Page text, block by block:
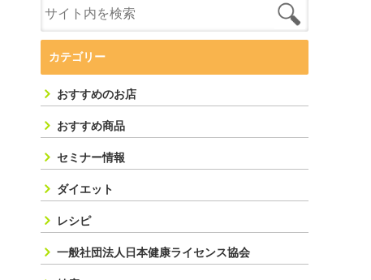
カテゴリー
おすすめのお店
おすすめ商品
セミナー情報
ダイエット
レシピ
一般社団法人日本健康ライセンス協会